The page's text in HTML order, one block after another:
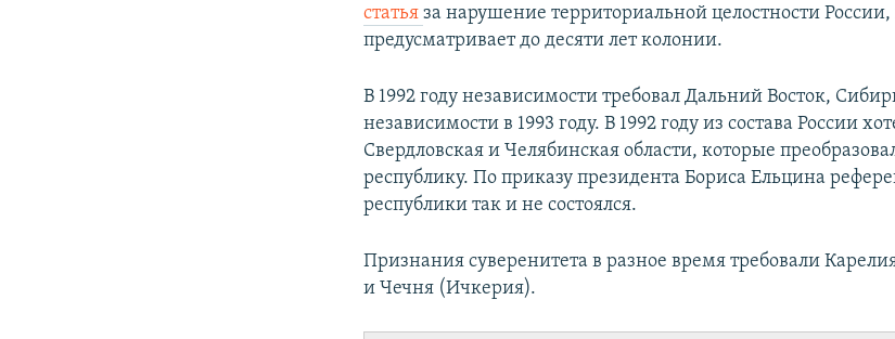
статьяза нарушение территориальной целостности России,
предусматривает до десяти лет колонии.
В 1992 году независимости требовал Дальний Восток,
независимости в 1993 году. В 1992 году из состава России
Свердловская и Челябинская области, которые
республику. По приказу президента Бориса Ельцина
республики так и не состоялся.
Признания суверенитета в разное время требовали
и Чечня (Ичкерия).